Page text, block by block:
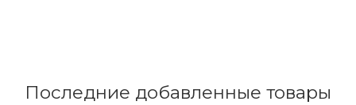
Последние добавленные товары